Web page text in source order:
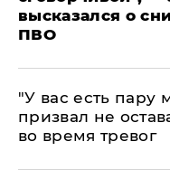
высказался о
ПВО
​"У вас есть
призвал не
во время тревог